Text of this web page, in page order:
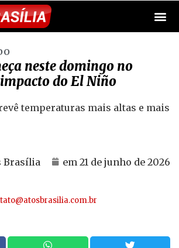
neste domingo no
do El Niño
temperaturas mais altas e mais
Brasília em 21 de junho de 2026